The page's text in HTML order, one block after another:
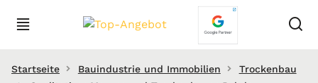
Startseite Bauindustrie und Immobilien
Trockenbau